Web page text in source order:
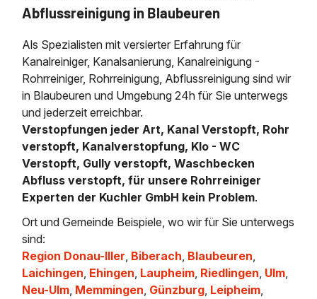
Abflussreinigung in Blaubeuren
Als Spezialisten mit versierter Erfahrung für
Kanalreiniger, Kanalsanierung, Kanalreinigung -
Rohrreiniger, Rohrreinigung, Abflussreinigung sind wir
in Blaubeuren und Umgebung 24h für Sie unterwegs
und jederzeit erreichbar.
Verstopfungen jeder Art, Kanal Verstopft, Rohr
verstopft, Kanalverstopfung, Klo - WC
Verstopft, Gully verstopft, Waschbecken
Abfluss verstopft, für unsere Rohrreiniger
Experten der Kuchler GmbH kein Problem.
Ort und Gemeinde Beispiele, wo wir für Sie unterwegs
sind:
Region Donau-Iller, Biberach, Blaubeuren,
Laichingen, Ehingen, Laupheim, Riedlingen, Ulm,
Neu-Ulm, Memmingen, Günzburg, Leipheim,